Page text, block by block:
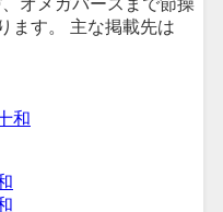
ます。 主な掲載先は